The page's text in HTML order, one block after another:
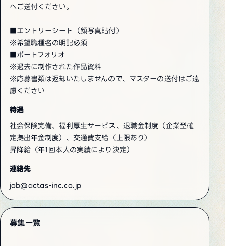
へご送付ください。
■エントリーシート（顔写真貼付）
※希望職種名の明記必須
■ポートフォリオ
※過去に制作された作品資料
※応募書類は返却いたしませんので、マスターの送付はご遠
慮ください
待遇
社会保険完備、福利厚生サービス、退職金制度（企業型確
定拠出年金制度）、交通費支給（上限あり）
昇降給（年1回本人の実績により決定）
連絡先
job@actas-inc.co.jp
募集一覧